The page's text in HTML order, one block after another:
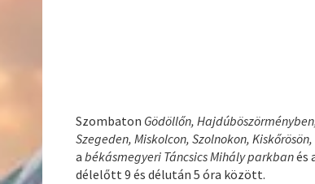
Szombaton Gödöllőn,
Szegeden, Miskolcon, Szolnokon,
abékásmegyeri Táncsics Mihály parkbanés
délelőtt 9 és délután 5 óra között.